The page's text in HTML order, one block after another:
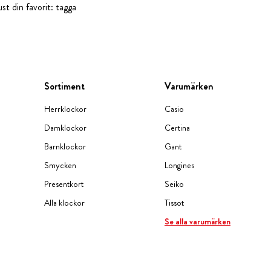
din favorit: tagga
Sortiment
Herrklockor
Damklockor
Barnklockor
Smycken
Presentkort
Alla klockor
Varumärken
Casio
Certina
Gant
Longines
Seiko
Tissot
Se alla varumärken